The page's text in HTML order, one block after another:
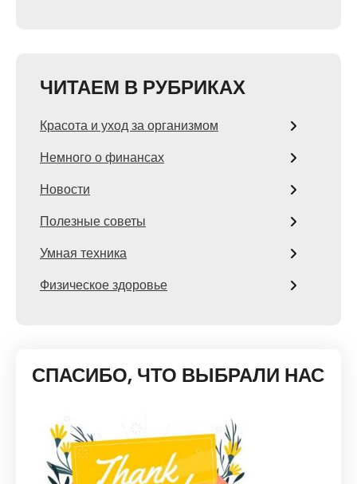
ЧИТАЕМ В РУБРИКАХ
Красота и уход за организмом
Немного о финансах
Новости
Полезные советы
Умная техника
Физическое здоровье
СПАСИБО, ЧТО ВЫБРАЛИ НАС